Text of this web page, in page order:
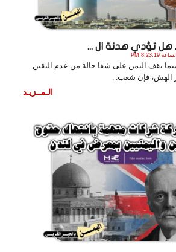
هل تؤدي هدنة ال ...
بينما يقف اليمن على شفا حالة من عدم اليقين
الهش، فإن شعب. .
الـمــزيـد